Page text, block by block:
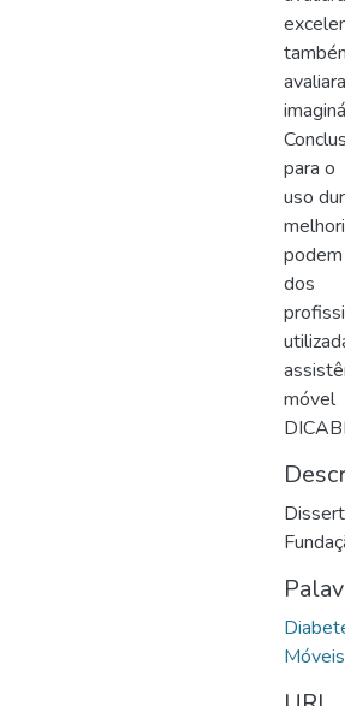
para o
uso
dos
móvel
Móveis